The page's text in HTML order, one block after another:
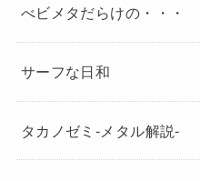
べビメタだらけの・・・
サーフな日和
タカノゼミ-メタル解説-